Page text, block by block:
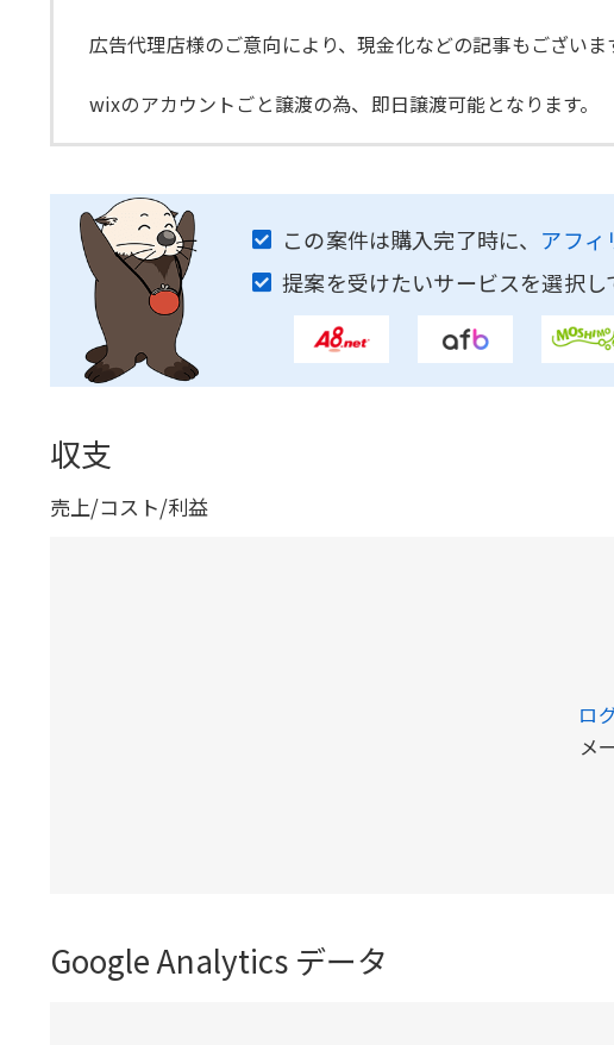
広告代理店様のご意向により、現金化などの記事もございま
wixのアカウントごと譲渡の為、即日譲渡可能となります。
この案件は購入完了時に、 アフィ
提案を受けたいサービスを選択し
収支
売上/コスト/利益
ロ
メ
Google Analytics データ